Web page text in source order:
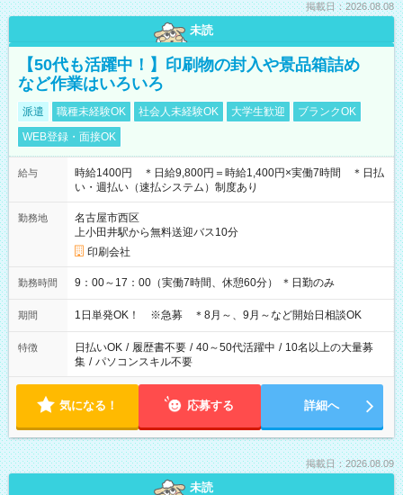
掲載日：2026.08.08
未読
【50代も活躍中！】印刷物の封入や景品箱詰め
など作業はいろいろ
派遣 職種未経験OK 社会人未経験OK 大学生歓迎
ブランクOK
WEB登録・面接OK
給与
時給1400円 ＊日給9,800円＝時給1,400円×実働7時間 ＊日払
い・週払い（速払システム）制度あり
勤務地
名古屋市西区
上小田井駅から無料送迎バス10分
印刷会社
勤務時間 9：00～17：00（実働7時間、休憩60分） ＊日勤のみ
期間 1日単発OK！ ※急募 ＊8月～、9月～など開始日相談OK
特徴 日払いOK / 履歴書不要 / 40～50代活躍中 / 10名以上の大量募
集 / パソコンスキル不要
気になる！ 応募する 詳細へ
掲載日：2026.08.09
未読